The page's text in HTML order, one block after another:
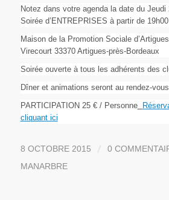
Notez dans votre agenda la date du
Soirée d’ENTREPRISES à partir de 19h00
Maison de la Promotion Sociale
Virecourt 33370 Artigues-près-Bordeaux
Soirée ouverte à tous les adhérents des
Dîner et animations seront au rendez-
PARTICIPATION 25 € / Personne
cliquant ici
8 OCTOBRE 2015 / 0
MANARBRE